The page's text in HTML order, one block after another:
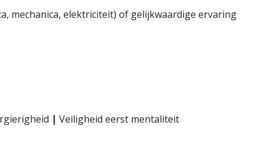
mechanica, elektriciteit) of gelijkwaardige ervaring
| Veiligheid eerst mentaliteit